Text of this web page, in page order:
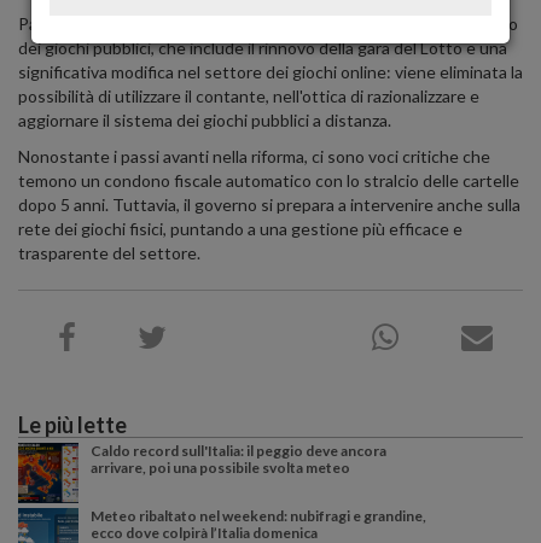
Parallelamente, si completa l'iter del decreto legislativo sul riordino
dei giochi pubblici, che include il rinnovo della gara del Lotto e una
significativa modifica nel settore dei giochi online: viene eliminata la
possibilità di utilizzare il contante, nell'ottica di razionalizzare e
aggiornare il sistema dei giochi pubblici a distanza.
Nonostante i passi avanti nella riforma, ci sono voci critiche che
temono un condono fiscale automatico con lo stralcio delle cartelle
dopo 5 anni. Tuttavia, il governo si prepara a intervenire anche sulla
rete dei giochi fisici, puntando a una gestione più efficace e
trasparente del settore.
Le più lette
Caldo record sull'Italia: il peggio deve ancora
arrivare, poi una possibile svolta meteo
Meteo ribaltato nel weekend: nubifragi e grandine,
ecco dove colpirà l’Italia domenica